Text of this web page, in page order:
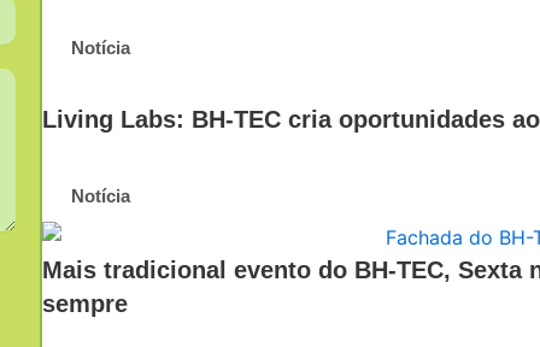
Notícia
Living Labs: BH-TEC cria oportunidades
Notícia
Mais tradicional evento do BH-TEC, Sexta
sempre